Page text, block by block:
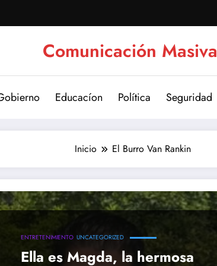
Comunicación Masiva
Educacíon Política Seguridad
Inicio El Burro Van Rankin
ENTRETENIMIENTO UNCATEGORIZED
Ella es Magda, la hermosa